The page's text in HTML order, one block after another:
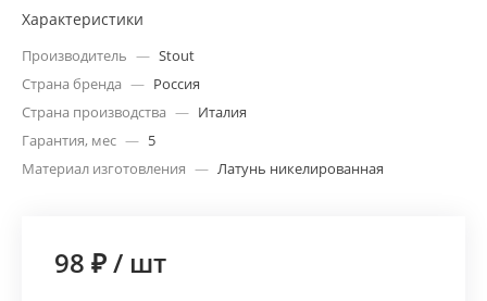
Характеристики
Производитель — Stout
Страна бренда — Россия
Страна производства — Италия
Гарантия, мес — 5
Материал изготовления — Латунь никелированная
98 ₽/ шт